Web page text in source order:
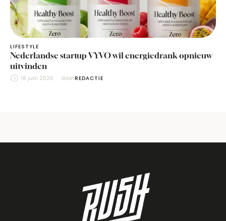
LIFESTYLE
Nederlandse startup VYVO wil energiedrank opnieuw
uitvinden
18 juni 2026 door REDACTIE